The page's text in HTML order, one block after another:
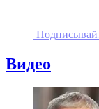
Видео